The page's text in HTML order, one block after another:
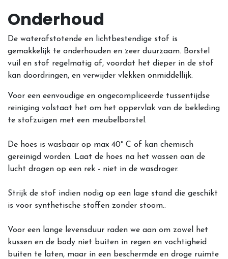
Onderhoud
De waterafstotende en lichtbestendige stof is
gemakkelijk te onderhouden en zeer duurzaam. Borstel
vuil en stof regelmatig af, voordat het dieper in de stof
kan doordringen, en verwijder vlekken onmiddellijk.
Voor een eenvoudige en ongecompliceerde tussentijdse
reiniging volstaat het om het oppervlak van de bekleding
te stofzuigen met een meubelborstel.
De hoes is wasbaar op max 40° C of kan chemisch
gereinigd worden. Laat de hoes na het wassen aan de
lucht drogen op een rek - niet in de wasdroger.
Strijk de stof indien nodig op een lage stand die geschikt
is voor synthetische stoffen zonder stoom..
Voor een lange levensduur raden we aan om zowel het
kussen en de body niet buiten in regen en vochtigheid
buiten te laten, maar in een beschermde en droge ruimte